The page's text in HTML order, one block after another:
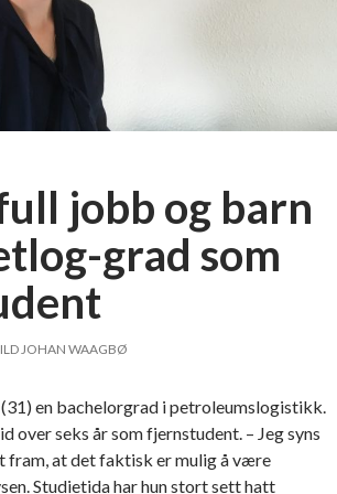
jobb og barn
grad som
JOHAN WAAGBØ
(31) en bachelorgrad i petroleumslogistikk.
over seks år som fjernstudent. – Jeg syns
fram, at det faktisk er mulig å være
Studietida har hun stort sett hatt